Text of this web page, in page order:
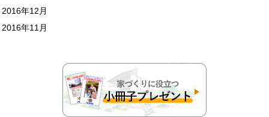
2016年12月
2016年11月